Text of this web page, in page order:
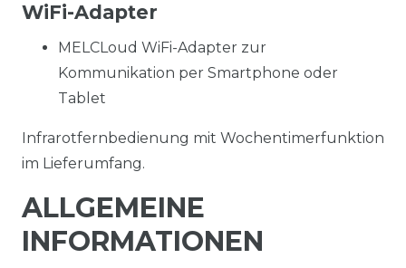
WiFi-Adapter
MELCLoud WiFi-Adapter zur
Kommunikation per Smartphone oder
Tablet
Infrarotfernbedienung mit Wochentimerfunktion
im Lieferumfang.
ALLGEMEINE
INFORMATIONEN